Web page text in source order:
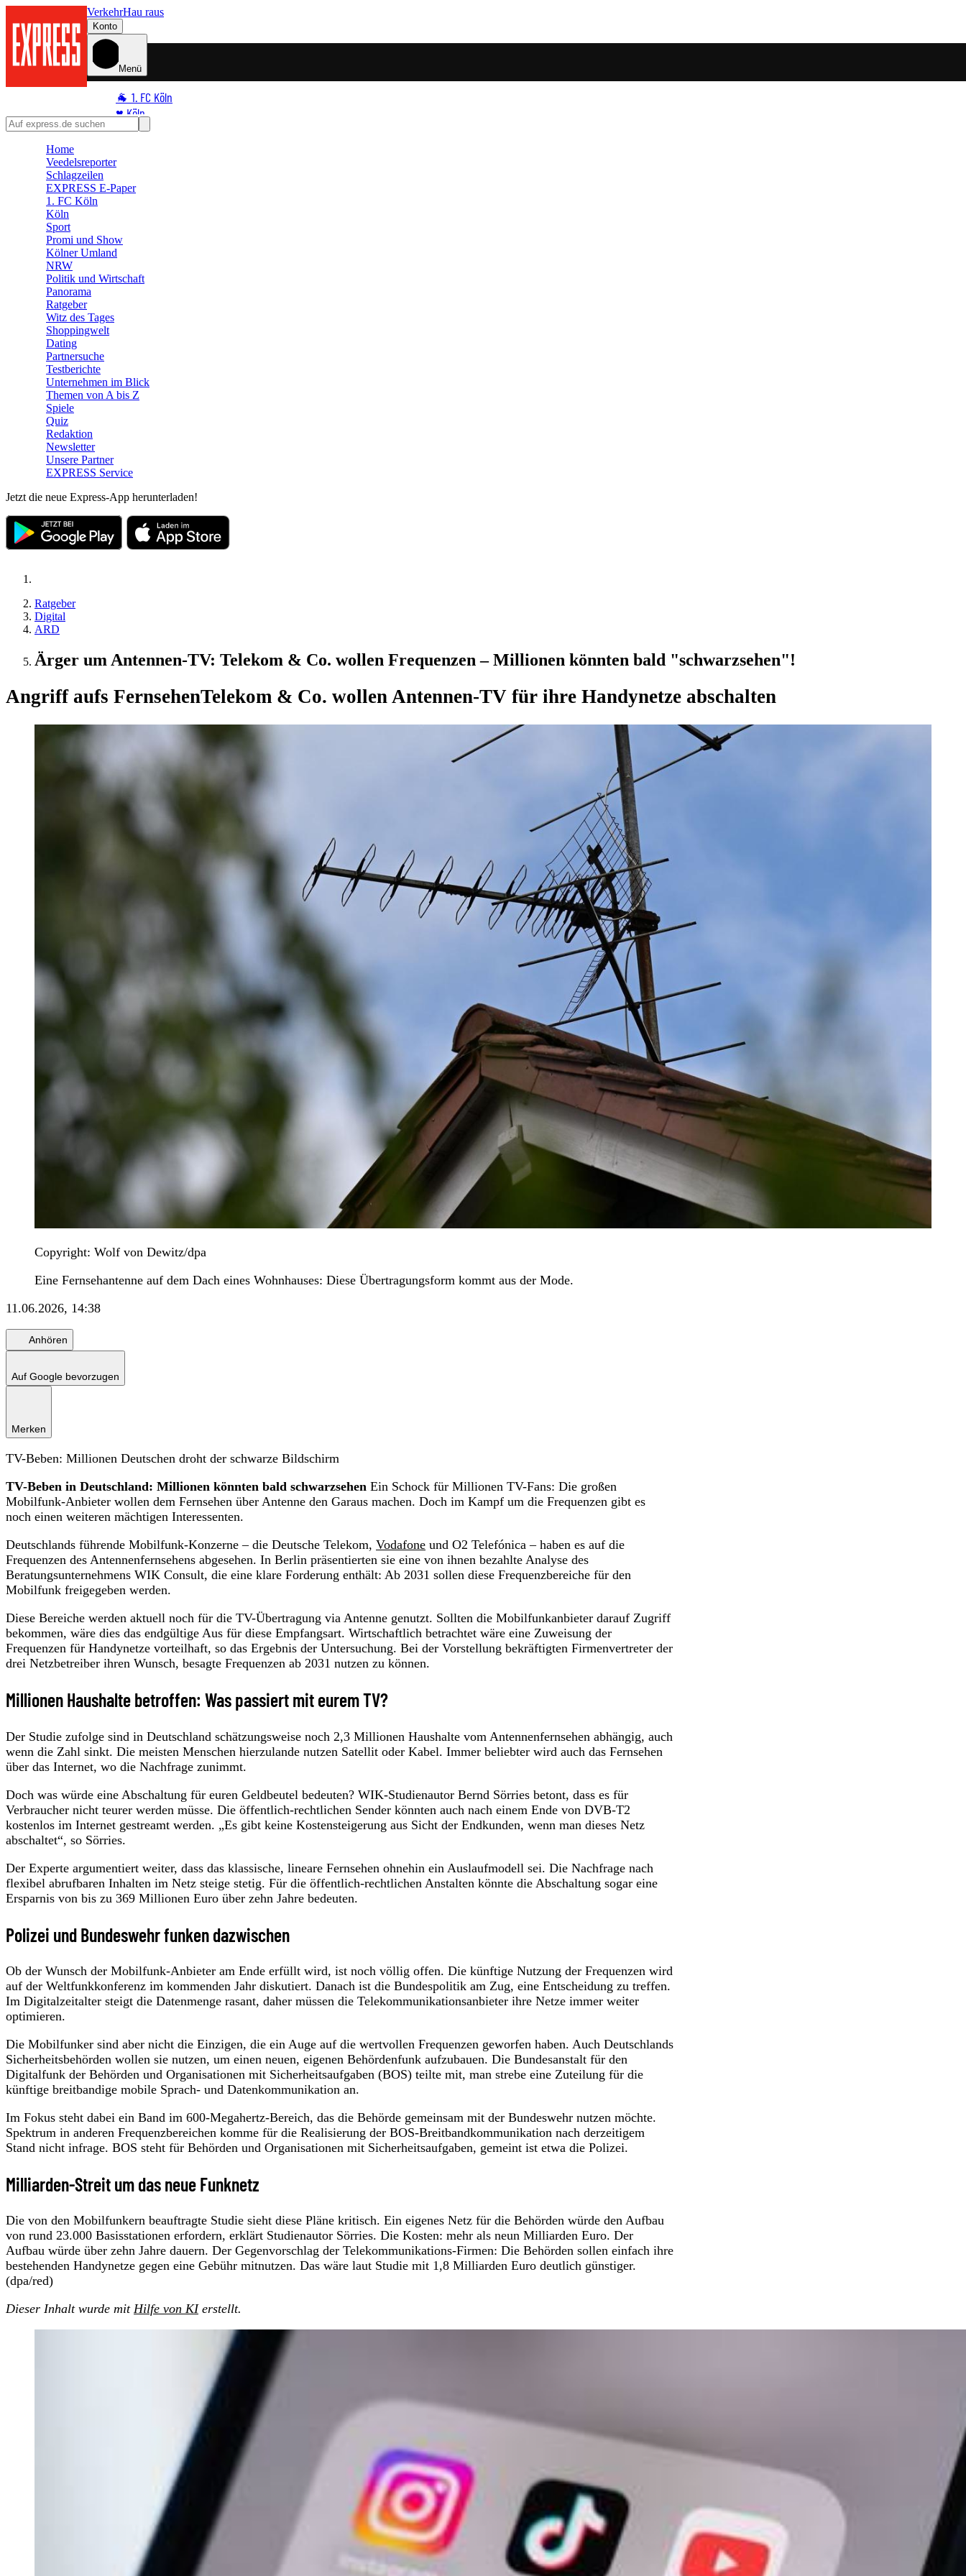
VerkehrHau raus
Konto
Menü
🐐 1. FC Köln
♥️ Köln
⭐ Promi
🛒 Shoppingwelt
🧩 Spiele
Home
Veedelsreporter
Schlagzeilen
EXPRESS E-Paper
1. FC Köln
Köln
Sport
Promi und Show
Kölner Umland
NRW
Politik und Wirtschaft
Panorama
Ratgeber
Witz des Tages
Shoppingwelt
Dating
Partnersuche
Testberichte
Unternehmen im Blick
Themen von A bis Z
Spiele
Quiz
Redaktion
Newsletter
Unsere Partner
EXPRESS Service
Jetzt die neue Express-App herunterladen!
Ratgeber
Digital
ARD
Ärger um Antennen-TV: Telekom & Co. wollen Frequenzen – Millionen könnten bald "schwarzsehen"!
Angriff aufs FernsehenTelekom & Co. wollen Antennen-TV für ihre Handynetze abschalten
Copyright: Wolf von Dewitz/dpa
Eine Fernsehantenne auf dem Dach eines Wohnhauses: Diese Übertragungsform kommt aus der Mode.
11.06.2026, 14:38
Anhören
Auf Google bevorzugen
Merken
TV-Beben: Millionen Deutschen droht der schwarze Bildschirm
TV-Beben in Deutschland: Millionen könnten bald schwarzsehen Ein Schock für Millionen TV-Fans: Die großen
Mobilfunk-Anbieter wollen dem Fernsehen über Antenne den Garaus machen. Doch im Kampf um die Frequenzen gibt es
noch einen weiteren mächtigen Interessenten.
Deutschlands führende Mobilfunk-Konzerne – die Deutsche Telekom, Vodafone und O2 Telefónica – haben es auf die
Frequenzen des Antennenfernsehens abgesehen. In Berlin präsentierten sie eine von ihnen bezahlte Analyse des
Beratungsunternehmens WIK Consult, die eine klare Forderung enthält: Ab 2031 sollen diese Frequenzbereiche für den
Mobilfunk freigegeben werden.
Diese Bereiche werden aktuell noch für die TV-Übertragung via Antenne genutzt. Sollten die Mobilfunkanbieter darauf Zugriff
bekommen, wäre dies das endgültige Aus für diese Empfangsart. Wirtschaftlich betrachtet wäre eine Zuweisung der
Frequenzen für Handynetze vorteilhaft, so das Ergebnis der Untersuchung. Bei der Vorstellung bekräftigten Firmenvertreter der
drei Netzbetreiber ihren Wunsch, besagte Frequenzen ab 2031 nutzen zu können.
Millionen Haushalte betroffen: Was passiert mit eurem TV?
Der Studie zufolge sind in Deutschland schätzungsweise noch 2,3 Millionen Haushalte vom Antennenfernsehen abhängig, auch
wenn die Zahl sinkt. Die meisten Menschen hierzulande nutzen Satellit oder Kabel. Immer beliebter wird auch das Fernsehen
über das Internet, wo die Nachfrage zunimmt.
Doch was würde eine Abschaltung für euren Geldbeutel bedeuten? WIK-Studienautor Bernd Sörries betont, dass es für
Verbraucher nicht teurer werden müsse. Die öffentlich-rechtlichen Sender könnten auch nach einem Ende von DVB-T2
kostenlos im Internet gestreamt werden. „Es gibt keine Kostensteigerung aus Sicht der Endkunden, wenn man dieses Netz
abschaltet“, so Sörries.
Der Experte argumentiert weiter, dass das klassische, lineare Fernsehen ohnehin ein Auslaufmodell sei. Die Nachfrage nach
flexibel abrufbaren Inhalten im Netz steige stetig. Für die öffentlich-rechtlichen Anstalten könnte die Abschaltung sogar eine
Ersparnis von bis zu 369 Millionen Euro über zehn Jahre bedeuten.
Polizei und Bundeswehr funken dazwischen
Ob der Wunsch der Mobilfunk-Anbieter am Ende erfüllt wird, ist noch völlig offen. Die künftige Nutzung der Frequenzen wird
auf der Weltfunkkonferenz im kommenden Jahr diskutiert. Danach ist die Bundespolitik am Zug, eine Entscheidung zu treffen.
Im Digitalzeitalter steigt die Datenmenge rasant, daher müssen die Telekommunikationsanbieter ihre Netze immer weiter
optimieren.
Die Mobilfunker sind aber nicht die Einzigen, die ein Auge auf die wertvollen Frequenzen geworfen haben. Auch Deutschlands
Sicherheitsbehörden wollen sie nutzen, um einen neuen, eigenen Behördenfunk aufzubauen. Die Bundesanstalt für den
Digitalfunk der Behörden und Organisationen mit Sicherheitsaufgaben (BOS) teilte mit, man strebe eine Zuteilung für die
künftige breitbandige mobile Sprach- und Datenkommunikation an.
Im Fokus steht dabei ein Band im 600-Megahertz-Bereich, das die Behörde gemeinsam mit der Bundeswehr nutzen möchte.
Spektrum in anderen Frequenzbereichen komme für die Realisierung der BOS-Breitbandkommunikation nach derzeitigem
Stand nicht infrage. BOS steht für Behörden und Organisationen mit Sicherheitsaufgaben, gemeint ist etwa die Polizei.
Milliarden-Streit um das neue Funknetz
Die von den Mobilfunkern beauftragte Studie sieht diese Pläne kritisch. Ein eigenes Netz für die Behörden würde den Aufbau
von rund 23.000 Basisstationen erfordern, erklärt Studienautor Sörries. Die Kosten: mehr als neun Milliarden Euro. Der
Aufbau würde über zehn Jahre dauern. Der Gegenvorschlag der Telekommunikations-Firmen: Die Behörden sollen einfach ihre
bestehenden Handynetze gegen eine Gebühr mitnutzen. Das wäre laut Studie mit 1,8 Milliarden Euro deutlich günstiger.
(dpa/red)
Dieser Inhalt wurde mit Hilfe von KIerstellt.